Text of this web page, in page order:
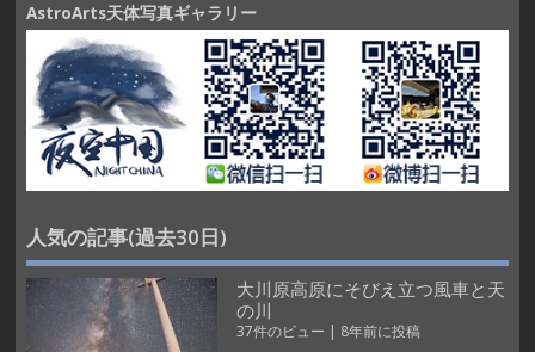
AstroArts天体写真ギャラリー
人気の記事(過去30日)
大川原高原にそびえ立つ風車と天
の川
37件のビュー | 8年前に投稿